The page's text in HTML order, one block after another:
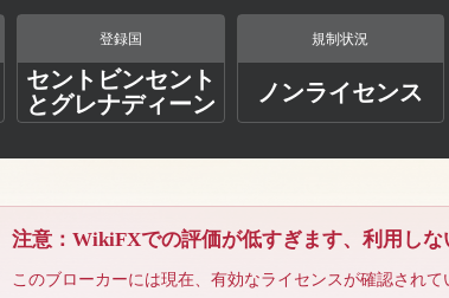
登録国
セントビンセント
とグレナディーン
規制状況
ノンライセンス
注意：WikiFXでの評価が低すぎます、利用しな
このブローカーには現在、有効なライセンスが確認されて